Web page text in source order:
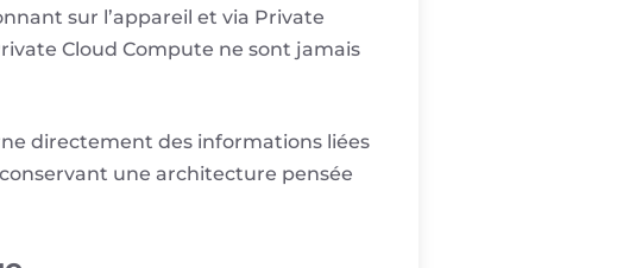
sur l’appareil et via Private
Cloud Compute ne sont jamais
directement des informations liées
une architecture pensée